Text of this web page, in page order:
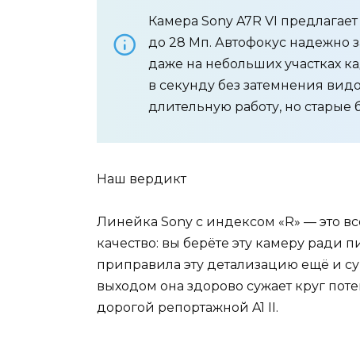
Камера Sony A7R VI
до 28 Мп. Автофокус надежно
даже на небольших участках
в секунду без затемнения
длительную работу, но старые
Наш вердикт
Линейка Sony с индексом «R» — это
качество: вы берёте эту камеру ради
приправила эту детализацию ещё и
выходом она здорово сужает круг
дорогой репортажной A1 II.